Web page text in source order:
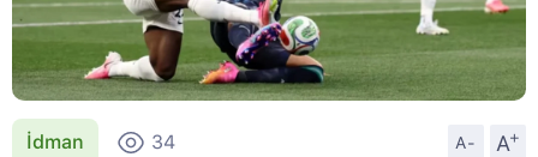
İdman 34 A- A
+